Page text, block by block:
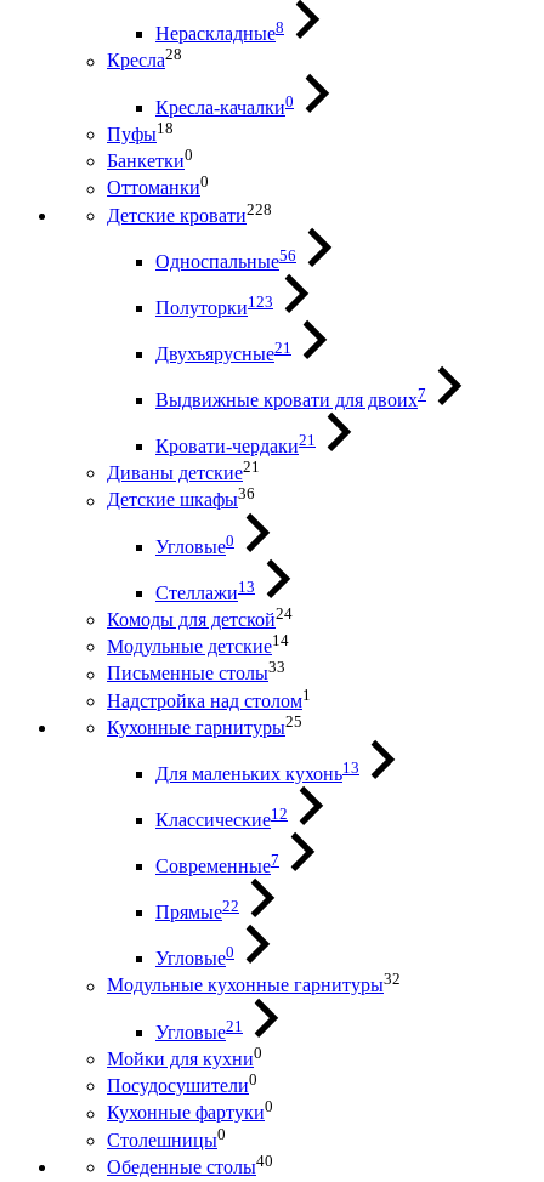
Нераскладные8
Кресла28
Кресла-качалки0
Пуфы18
Банкетки0
Оттоманки0
Детские кровати228
Односпальные56
Полуторки123
Двухъярусные21
Выдвижные кровати для двоих7
Кровати-чердаки21
Диваны детские21
Детские шкафы36
Угловые0
Стеллажи13
Комоды для детской24
Модульные детские14
Письменные столы33
Надстройка над столом1
Кухонные гарнитуры25
Для маленьких кухонь13
Классические12
Современные7
Прямые22
Угловые0
Модульные кухонные гарнитуры32
Угловые21
Мойки для кухни0
Посудосушители0
Кухонные фартуки0
Столешницы0
Обеденные столы40